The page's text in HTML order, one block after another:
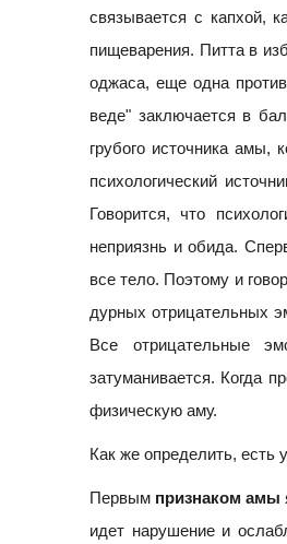
связывается с капхой,
пищеварения. Питта в
оджаса, еще одна
веде" заключается в
грубого источника амы,
психологический
Говорится, что
неприязнь и обида.
все тело. Поэтому и
дурных отрицательных
Все отрицательные
затуманивается. Когда
физическую аму.
Как же определить, есть
Первым признаком амы
идет нарушение и